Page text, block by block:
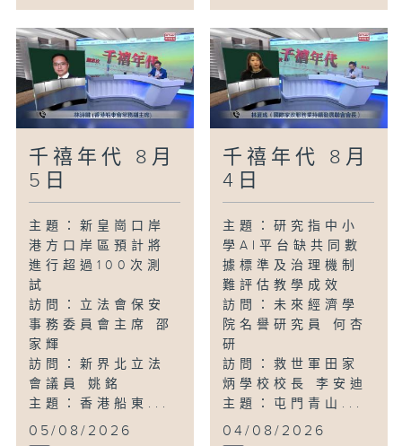
千禧年代 8月
5日
主題：新皇崗口岸
港方口岸區預計將
進行超過100次測
試
訪問：立法會保安
事務委員會主席 邵
家輝
訪問：新界北立法
會議員 姚銘
主題：香港船東...
05/08/2026
千禧年代 8月
4日
主題：研究指中小
學AI平台缺共同數
據標準及治理機制
難評估教學成效
訪問：未來經濟學
院名譽研究員 何杏
研
訪問：救世軍田家
炳學校校長 李安迪
主題：屯門青山...
04/08/2026